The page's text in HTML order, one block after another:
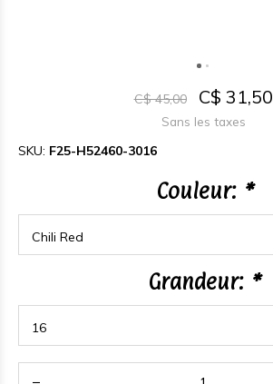
C$ 45,00 C$ 31,50
Sans les taxes
SKU: F25-H52460-3016
Couleur: *
Grandeur: *